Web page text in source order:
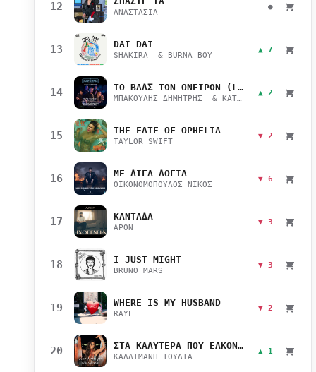
12 ΑΝΑΣΤΑΣΙΑ
●
13 DAI DAI
SHAKIRA & BURNA BOY
▲ 7
14 ΤΟ ΒΑΛΣ ΤΩΝ ΟΝΕΙΡΩΝ (LIVE)
ΜΠΑΚΟΥΛΗΣ ΔΗΜΗΤΡΗΣ & ΚΑΤΣΙΜΙΧΑ ΜΑΡΙΑΝΑ
▲ 2
15 THE FATE OF OPHELIA
TAYLOR SWIFT
▼ 2
16 ΜΕ ΛΙΓΑ ΛΟΓΙΑ
ΟΙΚΟΝΟΜΟΠΟΥΛΟΣ ΝΙΚΟΣ
▼ 6
17 ΚΑΝΤΑΔΑ
APON
▼ 3
18 I JUST MIGHT
BRUNO MARS
▼ 3
19 WHERE IS MY HUSBAND
RAYE
▼ 2
20 ΣΤΑ ΚΑΛΥΤΕΡΑ ΠΟΥ ΕΛΚΟΝΤΑΙ
ΚΑΛΛΙΜΑΝΗ ΙΟΥΛΙΑ
▲ 1